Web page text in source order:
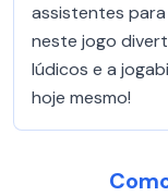
assistentes
neste jogo
lúdicos e a
hoje mesmo!